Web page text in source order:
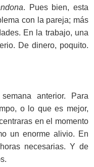
. Pues bien, esta
con la pareja; más
En la trabajo, una
De dinero, poquito.
anterior. Para
o lo que es mejor,
en el momento
un enorme alivio. En
necesarias. Y de